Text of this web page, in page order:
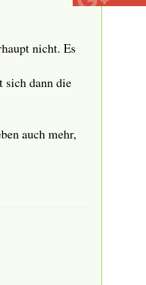
nicht. Es
sich dann die
auch mehr,